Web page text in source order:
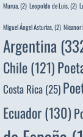
Murua,(2) Leopoldo de Luis,(2)
Miguel Ángel Asturias,(2) Nicanor
Argentina
Chile(121)
Costa Rica(25)
Ecuador(130)